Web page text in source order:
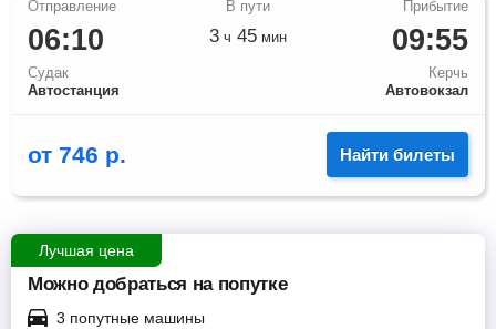
06:10
Судак
Автостанция
09:55
Керчь
Автовокзал
3 ч 45 мин
от 746 р. Найти билеты
Лучшая цена
Можно добраться на попутке
3 попутные машины